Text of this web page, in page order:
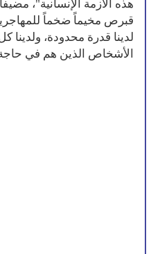
هذه الأزمة الإنسانية"،
قبرص مخيماً ضخماً
لدينا قدرة محدودة، ولدينا
الأشخاص الذين هم في